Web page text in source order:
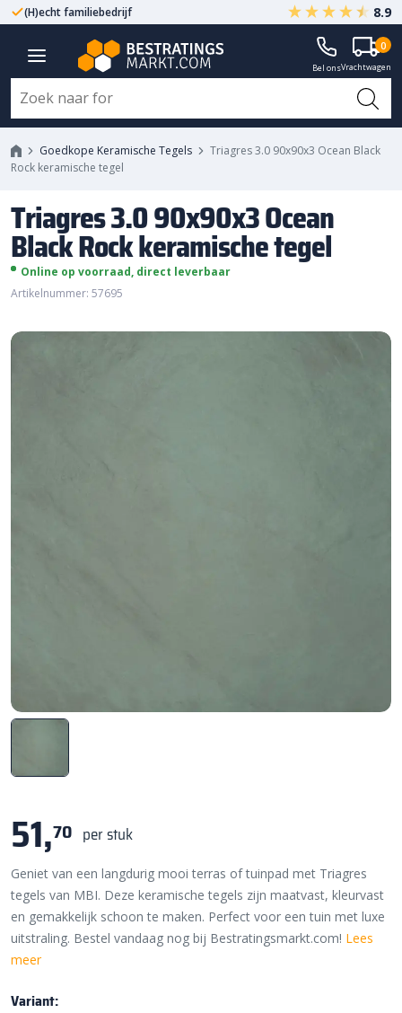
(H)echt familiebedrijf Gegarandeerd A-kwaliteit
8.9
Bel onsVrachtwagen
0
Goedkope Keramische Tegels
Triagres 3.0 90x90x3 Ocean Black
Rock keramische tegel
Triagres 3.0 90x90x3 Ocean
Black Rock keramische tegel
Online op voorraad, direct leverbaar
Artikelnummer: 57695
51,70 per stuk
Geniet van een langdurig mooi terras of tuinpad met Triagres
tegels van MBI. Deze keramische tegels zijn maatvast, kleurvast
en gemakkelijk schoon te maken. Perfect voor een tuin met luxe
uitstraling. Bestel vandaag nog bij Bestratingsmarkt.com! Lees
meer
Variant:
Triagres 3.0 90x90x3 Ocean
Black Rock keramische tegel